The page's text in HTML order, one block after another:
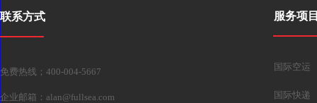
服务项
免费热线；400-004-5667
企业邮箱：alan@fullsea.com
联系方式
国际空运
国际快递